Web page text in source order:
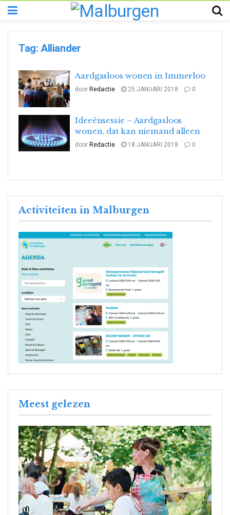
Tag: Alliander
Aardgasloos wonen in Immerloo
door Redactie 25 JANUARI 2018 0
Ideeënsessie – Aardgasloos
wonen, dat kan niemand alleen
door Redactie 18 JANUARI 2018 0
Activiteiten in Malburgen
Meest gelezen